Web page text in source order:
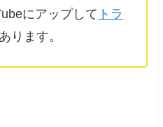
にアップして トラ
ります。